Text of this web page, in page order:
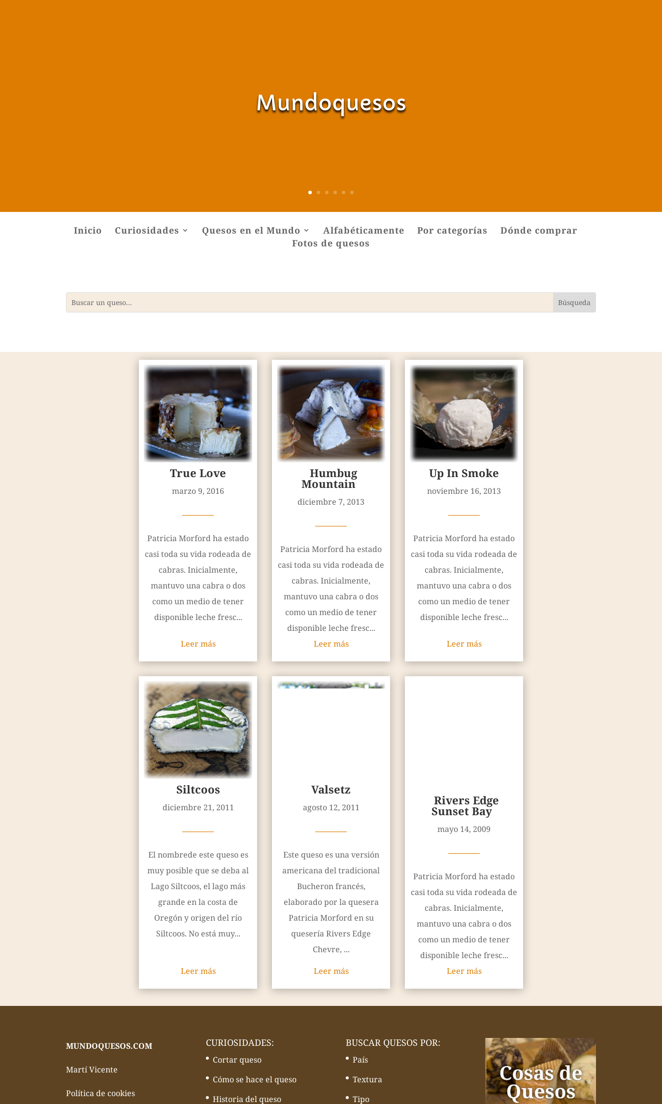
Mundoquesos
Inicio Curiosidades Quesos en el Mundo Alfabéticamente Por categorías
Dónde comprar
Fotos de quesos
True Love
marzo 9, 2016
————
Patricia Morford ha estado
casi toda su vida rodeada de
cabras. Inicialmente,
mantuvo una cabra o dos
como un medio de tener
disponible leche fresc...
Leer más
Humbug
Mountain
diciembre 7, 2013
————
Patricia Morford ha estado
casi toda su vida rodeada de
cabras. Inicialmente,
mantuvo una cabra o dos
como un medio de tener
disponible leche fresc...
Leer más
Up In Smoke
noviembre 16, 2013
————
Patricia Morford ha estado
casi toda su vida rodeada de
cabras. Inicialmente,
mantuvo una cabra o dos
como un medio de tener
disponible leche fresc...
Leer más
Siltcoos
diciembre 21, 2011
————
El nombrede este queso es
muy posible que se deba al
Lago Siltcoos, el lago más
grande en la costa de
Oregón y origen del río
Siltcoos. No está muy...
Leer más
Valsetz
agosto 12, 2011
————
Este queso es una versión
americana del tradicional
Bucheron francés,
elaborado por la quesera
Patricia Morford en su
quesería Rivers Edge
Chevre, ...
Leer más
Rivers Edge
Sunset Bay
mayo 14, 2009
————
Patricia Morford ha estado
casi toda su vida rodeada de
cabras. Inicialmente,
mantuvo una cabra o dos
como un medio de tener
disponible leche fresc...
Leer más
MUNDOQUESOS.COM
Martí Vicente
Política de cookies
CURIOSIDADES:
Cortar queso
Cómo se hace el queso
Historia del queso
BUSCAR QUESOS POR:
País
Textura
Tipo